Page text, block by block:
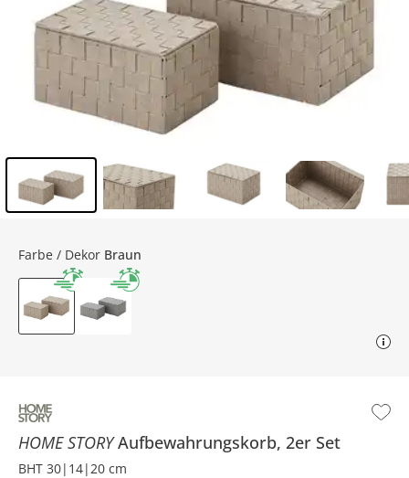
HOME STORYAufbewahrungskorb, 2er Set
BHT 30|14|20 cm
Farbe / Dekor Braun